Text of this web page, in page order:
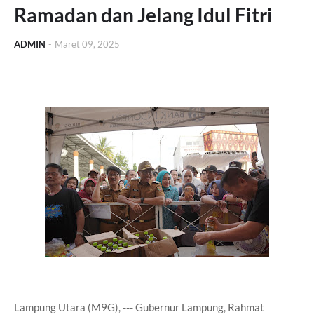
Ramadan dan Jelang Idul Fitri
ADMIN - Maret 09, 2025
Lampung Utara (M9G), --- Gubernur Lampung, Rahmat